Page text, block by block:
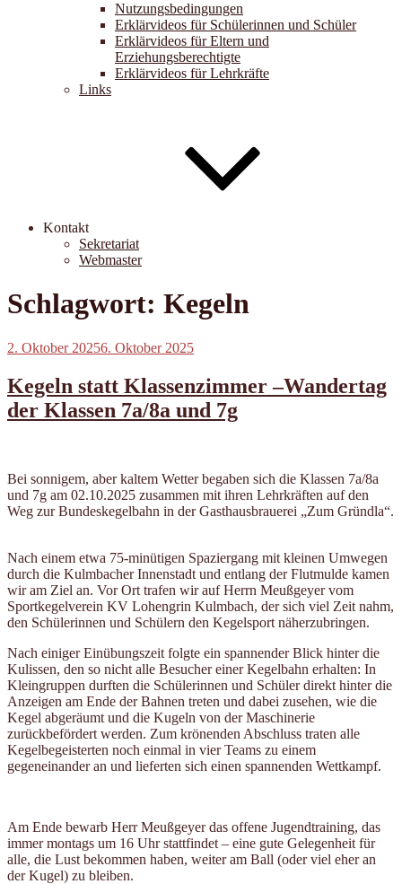
Nutzungsbedingungen
Erklärvideos für Schülerinnen und Schüler
Erklärvideos für Eltern und
Erziehungsberechtigte
Erklärvideos für Lehrkräfte
Links
Kontakt
Sekretariat
Webmaster
Schlagwort: Kegeln
Veröffentlicht
2. Oktober 20256. Oktober 2025
Kegeln statt Klassenzimmer –Wandertag
der Klassen 7a/8a und 7g
Bei sonnigem, aber kaltem Wetter begaben sich die Klassen 7a/8a
und 7g am 02.10.2025 zusammen mit ihren Lehrkräften auf den
Weg zur Bundeskegelbahn in der Gasthausbrauerei „Zum Gründla“.
Nach einem etwa 75-minütigen Spaziergang mit kleinen Umwegen
durch die Kulmbacher Innenstadt und entlang der Flutmulde kamen
wir am Ziel an. Vor Ort trafen wir auf Herrn Meußgeyer vom
Sportkegelverein KV Lohengrin Kulmbach, der sich viel Zeit nahm,
den Schülerinnen und Schülern den Kegelsport näherzubringen.
Nach einiger Einübungszeit folgte ein spannender Blick hinter die
Kulissen, den so nicht alle Besucher einer Kegelbahn erhalten: In
Kleingruppen durften die Schülerinnen und Schüler direkt hinter die
Anzeigen am Ende der Bahnen treten und dabei zusehen, wie die
Kegel abgeräumt und die Kugeln von der Maschinerie
zurückbefördert werden. Zum krönenden Abschluss traten alle
Kegelbegeisterten noch einmal in vier Teams zu einem
gegeneinander an und lieferten sich einen spannenden Wettkampf.
Am Ende bewarb Herr Meußgeyer das offene Jugendtraining, das
immer montags um 16 Uhr stattfindet – eine gute Gelegenheit für
alle, die Lust bekommen haben, weiter am Ball (oder viel eher an
der Kugel) zu bleiben.